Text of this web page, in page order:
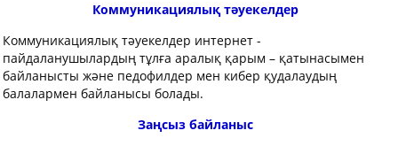
Коммуникациялық тәуекелдер
Коммуникациялық тәуекелдер интернет -
пайдаланушылардың тұлға аралық қарым – қатынасымен
байланысты және педофилдер мен кибер қудалаудың
балалармен байланысы болады.
Заңсыз байланыс